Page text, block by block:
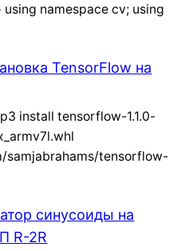
namespace cv; using
TensorFlow на
install tensorflow-1.1.0-
samjabrahams/tensorflow-
синусоиды на
R-2R